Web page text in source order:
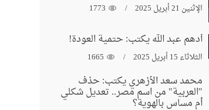
الإثنين 21 أبريل 2025 1773
أدهم عبد الله يكتب: حتمية العودة!
الثلاثاء 15 أبريل 2025 1665
محمد سعد الأزهري يكتب: حذف
"العربية" من اسم مصر.. تعديل شكلي
أم مساس بالهوية؟